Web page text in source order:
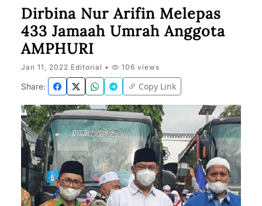
Dirbina Nur Arifin Melepas
433 Jamaah Umrah Anggota
AMPHURI
Jan 11, 2022 Editorial • 106 views
Share: Copy Link